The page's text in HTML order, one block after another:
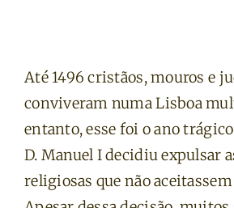
Até 1496 cristãos, mouros e
conviveram numa Lisboa
entanto, esse foi o ano
D. Manuel I decidiu expulsar
religiosas que não